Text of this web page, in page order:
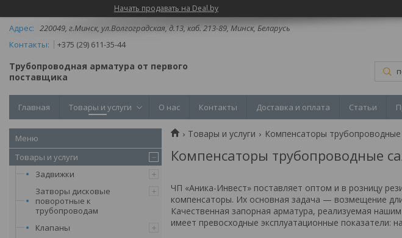
Начать продавать на Deal.by
220049, г.Минск, ул.Волгоградская, д.13, каб. 213-89, Минск, Беларусь
+375 (29) 611-35-44
Трубопроводная арматура от первого
поставщика
Главная Товары и услуги О нас Контакты Доставка и оплата Статьи
Товары и услуги
Задвижки
Затворы дисковые
поворотные к
трубопроводам
Клапаны
Товары и услуги Компенсаторы
Компенсаторы трубопроводные
ЧП «Аника-Инвест» поставляет оптом и в розницу
компенсаторы. Их основная задача — возмещение
Качественная запорная арматура, реализуемая
имеет превосходные эксплуатационные показатели: